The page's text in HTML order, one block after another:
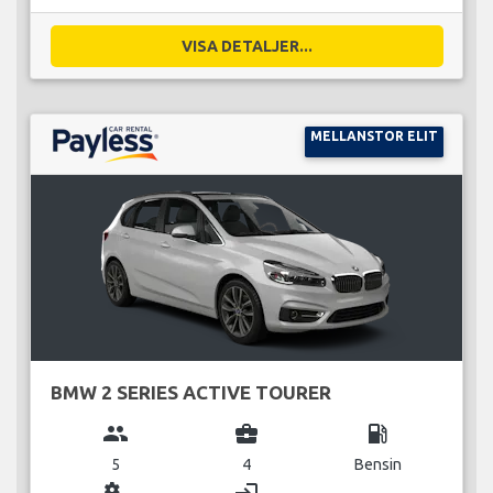
VISA DETALJER...
MELLANSTOR ELIT
BMW 2 SERIES ACTIVE TOURER
group
5
business_center
4
local_gas_station
Bensin